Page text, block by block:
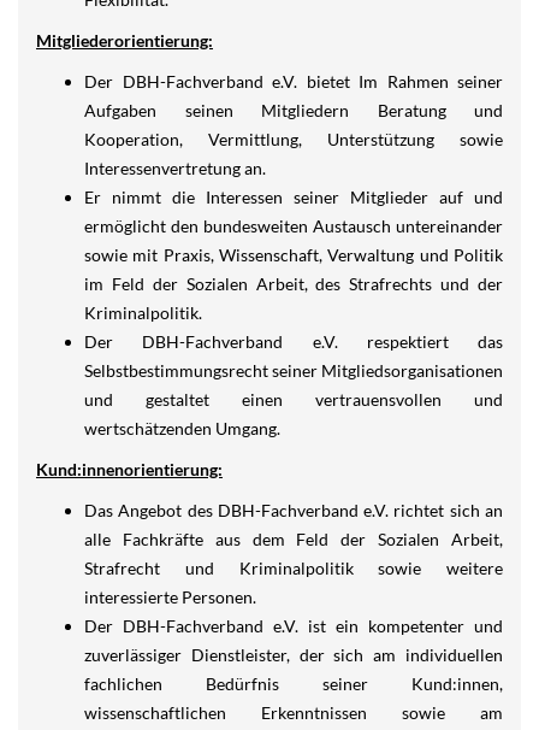
Mitgliederorientierung:
Der DBH-Fachverband e.V. bietet Im Rahmen seiner
Aufgaben seinen Mitgliedern Beratung und
Kooperation, Vermittlung, Unterstützung sowie
Interessenvertretung an.
Er nimmt die Interessen seiner Mitglieder auf und
ermöglicht den bundesweiten Austausch untereinander
sowie mit Praxis, Wissenschaft, Verwaltung und Politik
im Feld der Sozialen Arbeit, des Strafrechts und der
Kriminalpolitik.
Der DBH-Fachverband e.V. respektiert das
Selbstbestimmungsrecht seiner Mitgliedsorganisationen
und gestaltet einen vertrauensvollen und
wertschätzenden Umgang.
Kund:innenorientierung:
Das Angebot des DBH-Fachverband e.V. richtet sich an
alle Fachkräfte aus dem Feld der Sozialen Arbeit,
Strafrecht und Kriminalpolitik sowie weitere
interessierte Personen.
Der DBH-Fachverband e.V. ist ein kompetenter und
zuverlässiger Dienstleister, der sich am individuellen
fachlichen Bedürfnis seiner Kund:innen,
wissenschaftlichen Erkenntnissen sowie am